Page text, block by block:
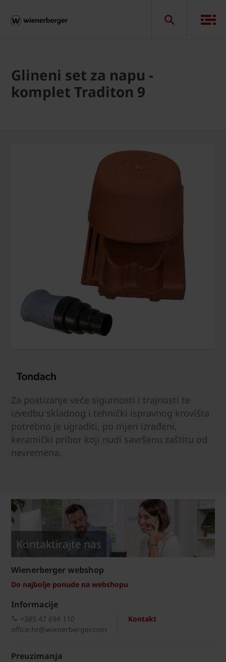
Glineni set za napu -
komplet Traditon 9
Za postizanje veće sigurnosti i trajnosti te
izvedbu skladnog i tehnički ispravnog krovišta
potrebno je ugraditi, po mjeri izrađeni,
keramički pribor koji nudi savršenu zaštitu od
nevremena.
Kontaktirajte nas
Wienerberger webshop
Do najbolje ponude na webshopu
Informacije
Kontakt
+385 47 694 110
office.hr@wienerberger.com
Preuzimanja